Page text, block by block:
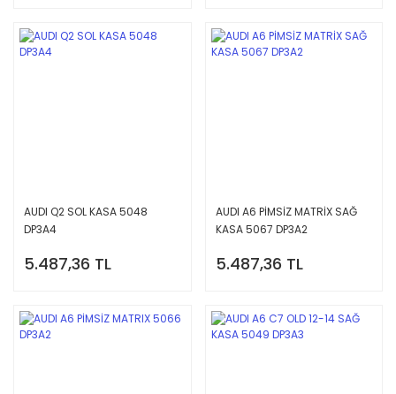
AUDI Q2 SOL KASA 5048
DP3A4
5.487,36 TL
AUDI A6 PİMSİZ MATRİX SAĞ
KASA 5067 DP3A2
5.487,36 TL